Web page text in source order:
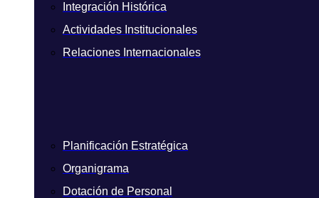
Integración Histórica
Actividades Institucionales
Relaciones Internacionales
Planificación Estratégica
Organigrama
Dotación de Personal